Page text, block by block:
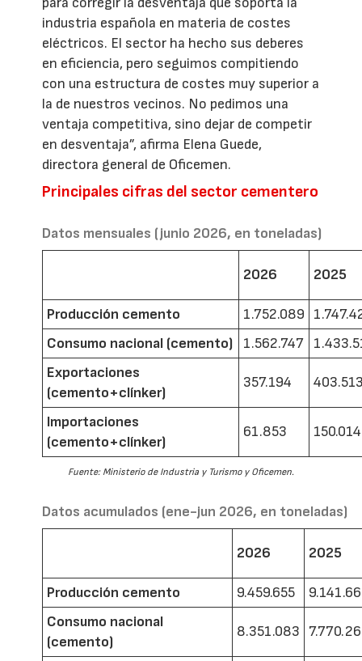
industria española en materia de costes
eléctricos. El sector ha hecho sus deberes
en eficiencia, pero seguimos compitiendo
con una estructura de costes muy superior a
la de nuestros vecinos. No pedimos una
ventaja competitiva, sino dejar de competir
en desventaja”, afirma Elena Guede,
directora general de Oficemen.
Principales cifras del sector cementero
Datos mensuales (junio 2026, en toneladas)
2026 2025
Producción cemento 1.752.089
Consumo nacional (cemento)
1.562.747
Exportaciones
(cemento+clínker)
357.194
Importaciones
(cemento+clínker)
61.853 150.014
Fuente: Ministerio de Industria y Turismo y Oficemen.
Datos acumulados (ene-jun 2026, en toneladas)
2026 2025
Producción cemento 9.459.655
Consumo nacional
(cemento)
8.351.083